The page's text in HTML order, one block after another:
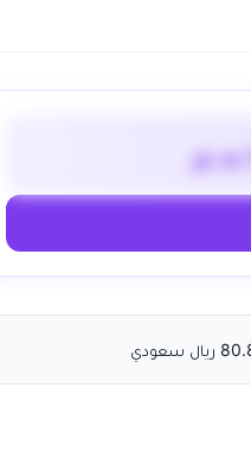
ريال سعودي